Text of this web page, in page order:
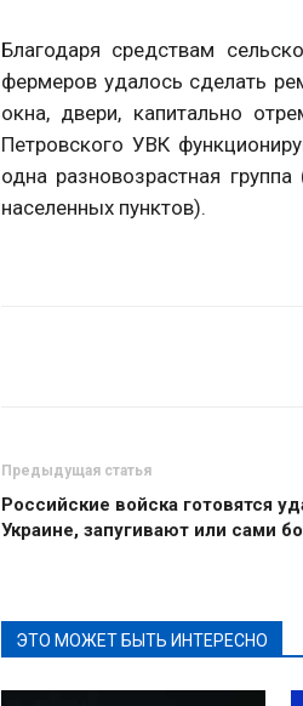
Благодаря средствам
фермеров удалось сделать
окна, двери, капитально
Петровского УВК
одна разновозрастная
населенных пунктов).
Предыдущая статья
Российские войска готовятся
Украине, запугивают или сами
ЭТО МОЖЕТ БЫТЬ ИНТЕРЕСНО